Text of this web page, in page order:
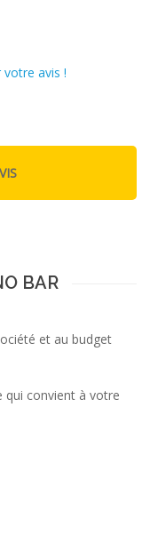
votre avis !
BAR
et au budget
qui convient à votre